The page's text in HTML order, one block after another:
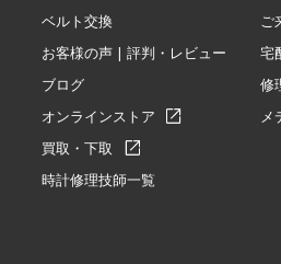
ベルト交換
お客様の声 | 評判・レビュー
ブログ
オンラインストア
買取・下取
時計修理技師一覧
ご
宅
修
メ